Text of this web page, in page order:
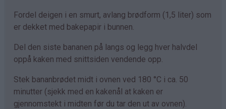
Fordel deigen i en smurt, avlang brødform (1,5 liter) som
er dekket med bakepapir i bunnen.
Del den siste bananen på langs og legg hver halvdel
oppå kaken med snittsiden vendende opp.
Stek bananbrødet midt i ovnen ved 180 °C i ca. 50
minutter (sjekk med en kakenål at kaken er
gjennomstekt i midten før du tar den ut av ovnen).